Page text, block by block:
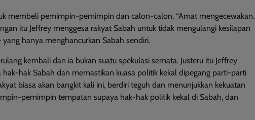
membeli pemimpin-pemimpin dan calon-calon, “Amat mengecewakan.
itu Jeffrey menggesa rakyat Sabah untuk tidak mengulangi kesilapan
hanya menghancurkan Sabah sendiri.
kembali dan ia bukan suatu spekulasi semata. Justeru itu Jeffrey
hak Sabah dan memastikan kuasa politik kekal dipegang parti-parti
biasa akan bangkit kali ini, berdiri teguh dan menunjukkan kekuatan
pemimpin tempatan supaya hak-hak politik kekal di Sabah, dan